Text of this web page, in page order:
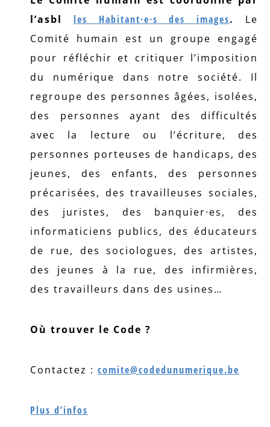
l’asbl les Habitant·e·s des images. Le
Comité humain est un groupe engagé
pour réfléchir et critiquer l’imposition
du numérique dans notre société. Il
regroupe des personnes âgées, isolées,
des personnes ayant des difficultés
avec la lecture ou l’écriture, des
personnes porteuses de handicaps, des
jeunes, des enfants, des personnes
précarisées, des travailleuses sociales,
des juristes, des banquier·es, des
informaticiens publics, des éducateurs
de rue, des sociologues, des artistes,
des jeunes à la rue, des infirmières,
des travailleurs dans des usines…
Où trouver le Code ?
Contactez : comite@codedunumerique.be
Plus d’infos